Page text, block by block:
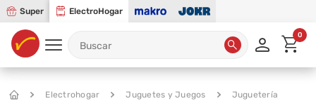
Super ElectroHogar
0
Electrohogar Juguetes y Juegos Juguetería